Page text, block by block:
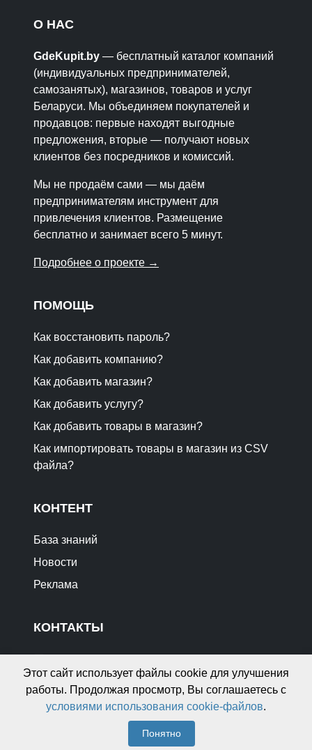
О НАС
GdeKupit.by — бесплатный каталог компаний
(индивидуальных предпринимателей,
самозанятых), магазинов, товаров и услуг
Беларуси. Мы объединяем покупателей и
продавцов: первые находят выгодные
предложения, вторые — получают новых
клиентов без посредников и комиссий.
Мы не продаём сами — мы даём
предпринимателям инструмент для
привлечения клиентов. Размещение
бесплатно и занимает всего 5 минут.
Подробнее о проекте →
ПОМОЩЬ
Как восстановить пароль?
Как добавить компанию?
Как добавить магазин?
Как добавить услугу?
Как добавить товары в магазин?
Как импортировать товары в магазин из CSV
файла?
КОНТЕНТ
База знаний
Новости
Реклама
КОНТАКТЫ
Реклама на сайте
Этот сайт использует файлы cookie для улучшения
работы. Продолжая просмотр, Вы соглашаетесь с
условиями использования cookie-файлов.
Понятно